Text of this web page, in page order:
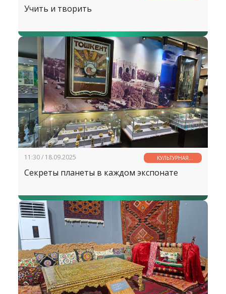
Учить и творить
11:30 / 18.09.2025
КУЛЬТУРНАЯ
СТРАНИЧКА
Секреты планеты в каждом экспонате